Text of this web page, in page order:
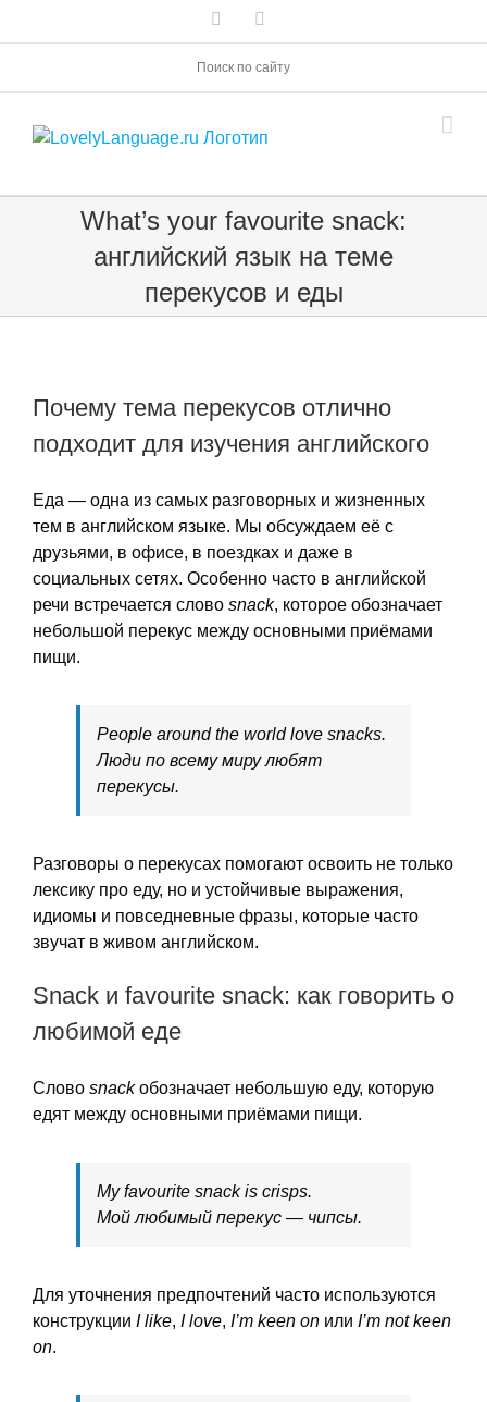
Поиск по сайту
What’s your favourite snack:
английский язык на теме
перекусов и еды
Почему тема перекусов отлично
подходит для изучения английского
Еда — одна из самых разговорных и жизненных
тем в английском языке. Мы обсуждаем её с
друзьями, в офисе, в поездках и даже в
социальных сетях. Особенно часто в английской
речи встречается слово snack, которое обозначает
небольшой перекус между основными приёмами
пищи.
People around the world love snacks.
Люди по всему миру любят
перекусы.
Разговоры о перекусах помогают освоить не только
лексику про еду, но и устойчивые выражения,
идиомы и повседневные фразы, которые часто
звучат в живом английском.
Snack и favourite snack: как говорить о
любимой еде
Слово snackобозначает небольшую еду, которую
едят между основными приёмами пищи.
My favourite snack is crisps.
Мой любимый перекус — чипсы.
Для уточнения предпочтений часто используются
конструкции I like, I love, I’m keen on или I’m not keen
on.